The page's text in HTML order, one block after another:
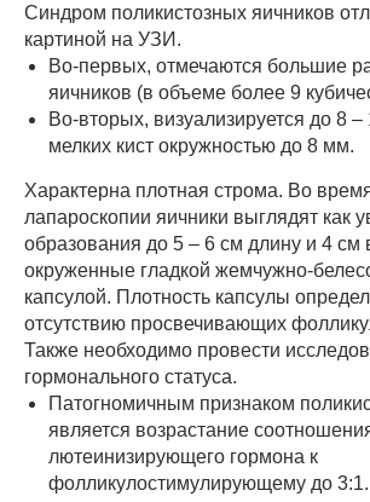
Синдром поликистозных яичников
картиной на УЗИ.
Во-первых, отмечаются большие
яичников (в объеме более 9
Во-вторых, визуализируется до 8
мелких кист окружностью до 8 мм.
Характерна плотная строма. Во
лапароскопии яичники выглядят как
образования до 5 – 6 см длину и 4 см
окруженные гладкой жемчужно-
капсулой. Плотность капсулы
отсутствию просвечивающих
Также необходимо провести
гормонального статуса.
Патогномичным признаком
является возрастание
лютеинизирующего гормона к
фолликулостимулирующему до 3:1.